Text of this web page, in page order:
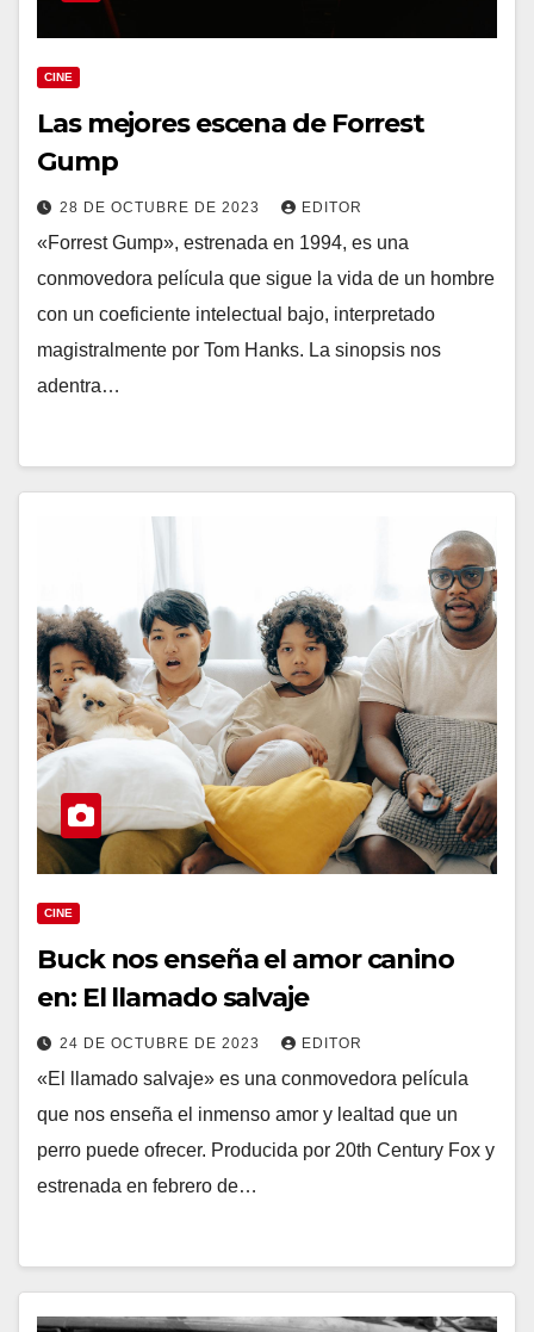
CINE
Las mejores escena de Forrest
Gump
28 DE OCTUBRE DE 2023 EDITOR
«Forrest Gump», estrenada en 1994, es una
conmovedora película que sigue la vida de un hombre
con un coeficiente intelectual bajo, interpretado
magistralmente por Tom Hanks. La sinopsis nos
adentra…
CINE
Buck nos enseña el amor canino
en: El llamado salvaje
24 DE OCTUBRE DE 2023 EDITOR
«El llamado salvaje» es una conmovedora película
que nos enseña el inmenso amor y lealtad que un
perro puede ofrecer. Producida por 20th Century Fox y
estrenada en febrero de…